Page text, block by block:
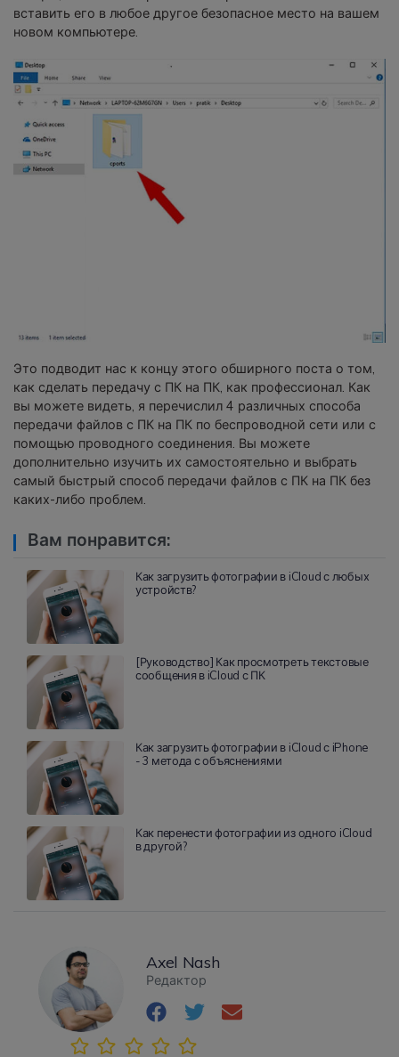
вставить его в любое другое безопасное место на вашем
новом компьютере.
Это подводит нас к концу этого обширного поста о том,
как сделать передачу с ПК на ПК, как профессионал. Как
вы можете видеть, я перечислил 4 различных способа
передачи файлов с ПК на ПК по беспроводной сети или с
помощью проводного соединения. Вы можете
дополнительно изучить их самостоятельно и выбрать
самый быстрый способ передачи файлов с ПК на ПК без
каких-либо проблем.
Вам понравится:
Как загрузить фотографии в iCloud с любых
устройств?
[Руководство] Как просмотреть текстовые
сообщения в iCloud с ПК
Как загрузить фотографии в iCloud с iPhone
- 3 метода с объяснениями
Как перенести фотографии из одного iCloud
в другой?
Axel Nash
Редактор